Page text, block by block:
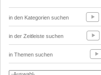
in den Kategorien suchen
in der Zeitleiste suchen
in Themen suchen